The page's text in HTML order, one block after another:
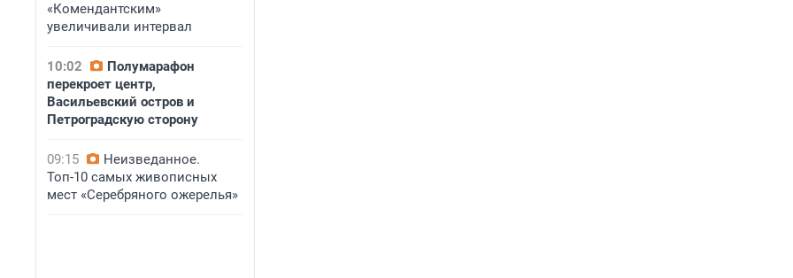
«Комендантским»
увеличивали интервал
10:02
Полумарафон
перекроет центр,
Васильевский остров и
Петроградскую сторону
09:15
Неизведанное.
Топ-10 самых живописных
мест «Серебряного ожерелья»